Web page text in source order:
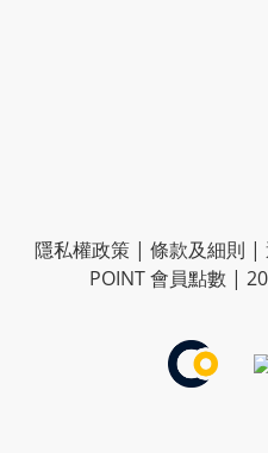
隱私權政策 | 條款及細則 |
POINT 會員點數 |